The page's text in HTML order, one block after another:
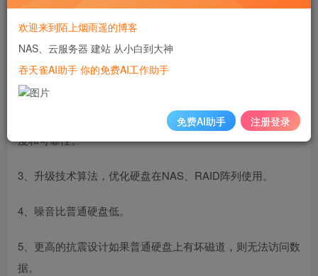
NAS硬盘的原因有哪些呢？
NAS存储服务器用NAS盘的根本原因在于？
1、专为NAS存储设备设计的7*24小时全天候运行设计
2、虚拟化容量算法支持多个磁盘设备，以提高兼容性、集成
度和可靠性。
3、升级技术算法，优化硬盘在NAS、RAID阵列使用。
4、噪音比普通硬盘低。
5、更高的抗震设计如果普通硬盘上有坏磁道，则无法访问数
据。
欢迎来到陌上烟雨遥的博客
NAS、云服务器 建站 从小白到大神
吞天雀AI助手 你的免费AI工作助手
免费AI助手 注册登录